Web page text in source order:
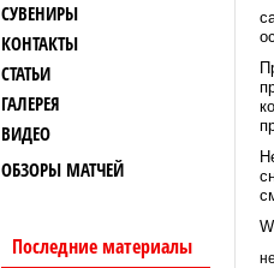
СУВЕНИРЫ
КОНТАКТЫ
СТАТЬИ
ГАЛЕРЕЯ
ВИДЕО
ОБЗОРЫ МАТЧЕЙ
Последние материалы